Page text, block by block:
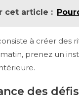
cet article :
à créer des
prenez un
des défis